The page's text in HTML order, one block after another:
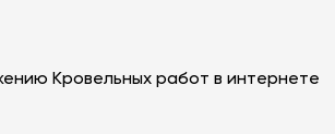
Кровельных работ в интернете